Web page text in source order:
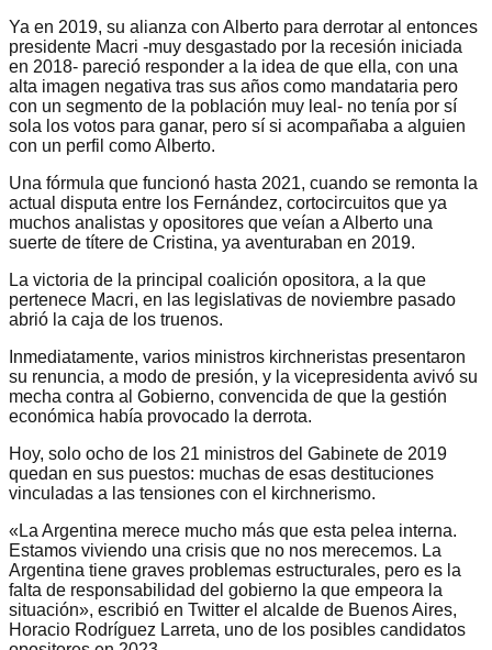
Ya en 2019, su alianza con Alberto para derrotar al entonces
presidente Macri -muy desgastado por la recesión iniciada
en 2018- pareció responder a la idea de que ella, con una
alta imagen negativa tras sus años como mandataria pero
con un segmento de la población muy leal- no tenía por sí
sola los votos para ganar, pero sí si acompañaba a alguien
con un perfil como Alberto.
Una fórmula que funcionó hasta 2021, cuando se remonta la
actual disputa entre los Fernández, cortocircuitos que ya
muchos analistas y opositores que veían a Alberto una
suerte de títere de Cristina, ya aventuraban en 2019.
La victoria de la principal coalición opositora, a la que
pertenece Macri, en las legislativas de noviembre pasado
abrió la caja de los truenos.
Inmediatamente, varios ministros kirchneristas presentaron
su renuncia, a modo de presión, y la vicepresidenta avivó su
mecha contra al Gobierno, convencida de que la gestión
económica había provocado la derrota.
Hoy, solo ocho de los 21 ministros del Gabinete de 2019
quedan en sus puestos: muchas de esas destituciones
vinculadas a las tensiones con el kirchnerismo.
«La Argentina merece mucho más que esta pelea interna.
Estamos viviendo una crisis que no nos merecemos. La
Argentina tiene graves problemas estructurales, pero es la
falta de responsabilidad del gobierno la que empeora la
situación», escribió en Twitter el alcalde de Buenos Aires,
Horacio Rodríguez Larreta, uno de los posibles candidatos